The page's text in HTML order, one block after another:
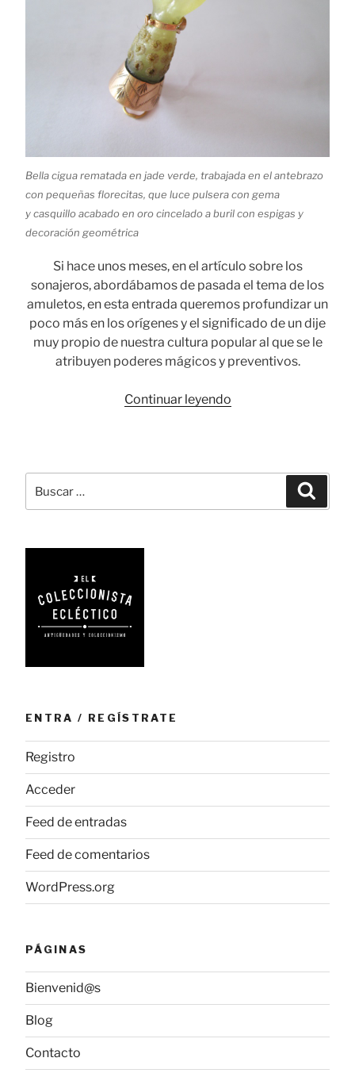
Bella cigua rematada en jade verde, trabajada en el antebrazo
con pequeñas florecitas, que luce pulsera con gema
y casquillo acabado en oro cincelado a buril con espigas y
decoración geométrica
Si hace unos meses, en el artículo sobre los
sonajeros, abordábamos de pasada el tema de los
amuletos, en esta entrada queremos profundizar un
poco más en los orígenes y el significado de un dije
muy propio de nuestra cultura popular al que se le
atribuyen poderes mágicos y preventivos.
Continuar leyendo«Higa:
de
y
por:
ENTRA / REGÍSTRATE
Registro
Acceder
Feed de entradas
Feed de comentarios
WordPress.org
PÁGINAS
Bienvenid@s
Blog
Contacto